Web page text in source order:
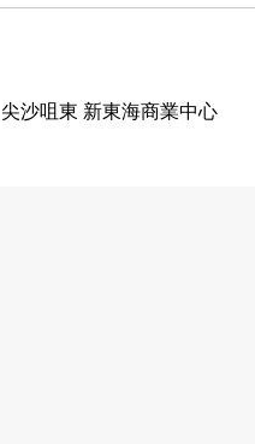
尖沙咀東 新東海商業中心